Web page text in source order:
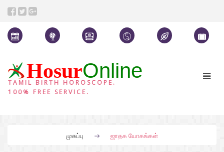
HosurOnline
TAMIL BIRTH HOROSCOPE.
100% FREE SERVICE.
முகப்பு ஜாதக யோகங்கள்